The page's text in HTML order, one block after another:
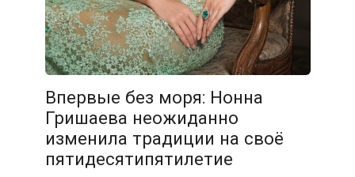
Впервые без моря: Нонна
Гришаева неожиданно
изменила традиции на своё
пятидесятипятилетие